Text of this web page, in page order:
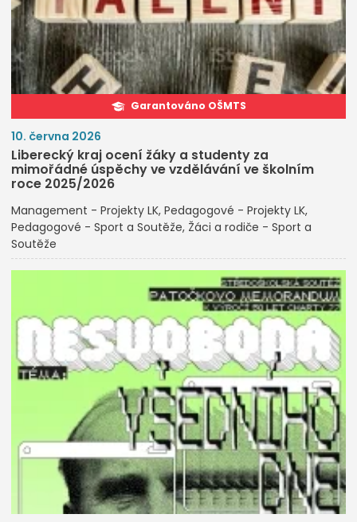
Garantováno OŠMTS
10. června 2026
Liberecký kraj ocení žáky a studenty za
mimořádné úspěchy ve vzdělávání ve školním
roce 2025/2026
Management - Projekty LK Pedagogové - Projekty LK
Pedagogové - Sport a Soutěže Žáci a rodiče - Sport a
Soutěže